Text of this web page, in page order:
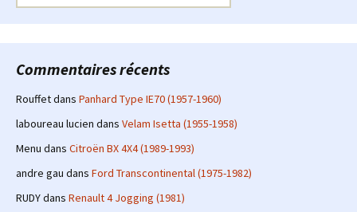
Commentaires récents
Rouffetdans Panhard Type IE70 (1957-1960)
laboureau lucien dans Velam Isetta (1955-1958)
Menu dans Citroën BX 4X4 (1989-1993)
andre gau dans Ford Transcontinental (1975-1982)
RUDYdans Renault 4 Jogging (1981)